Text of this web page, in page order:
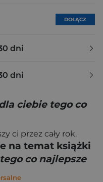
DOŁĄCZ
dni
dni
ciebie tego co
ci przez cały rok.
na temat książki
co najlepsze